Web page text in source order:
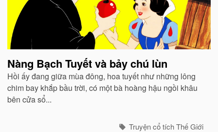
Nàng Bạch Tuyết và bảy chú lùn
Hồi ấy đang giữa mùa đông, hoa tuyết như những lông
chim bay khắp bầu trời, có một bà hoàng hậu ngồi khâu
bên cửa sổ...
Truyện cổ tích Thế Giới